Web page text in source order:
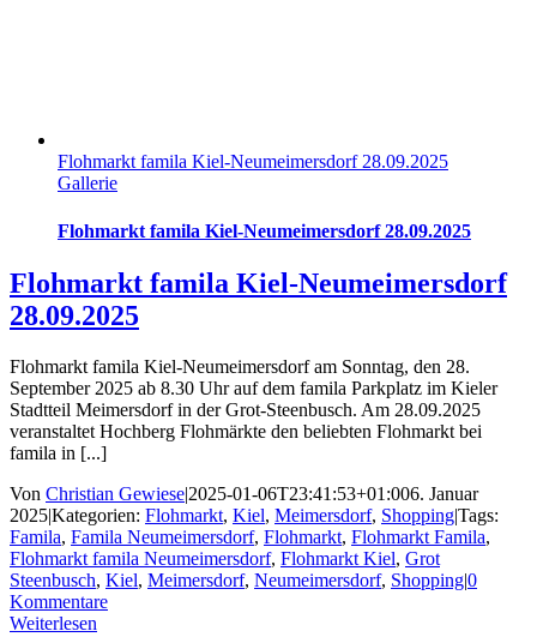
Flohmarkt famila Kiel-Neumeimersdorf 28.09.2025
Gallerie
Flohmarkt famila Kiel-Neumeimersdorf 28.09.2025
Flohmarkt famila Kiel-Neumeimersdorf
28.09.2025
Flohmarkt famila Kiel-Neumeimersdorf am Sonntag, den 28.
September 2025 ab 8.30 Uhr auf dem famila Parkplatz im Kieler
Stadtteil Meimersdorf in der Grot-Steenbusch. Am 28.09.2025
veranstaltet Hochberg Flohmärkte den beliebten Flohmarkt bei
famila in [...]
Von Christian Gewiese|2025-01-06T23:41:53+01:006. Januar
2025|Kategorien: Flohmarkt, Kiel, Meimersdorf, Shopping|Tags:
Famila, Famila Neumeimersdorf, Flohmarkt, Flohmarkt Famila,
Flohmarkt famila Neumeimersdorf, Flohmarkt Kiel, Grot
Steenbusch, Kiel, Meimersdorf, Neumeimersdorf, Shopping|0
Kommentare
Weiterlesen